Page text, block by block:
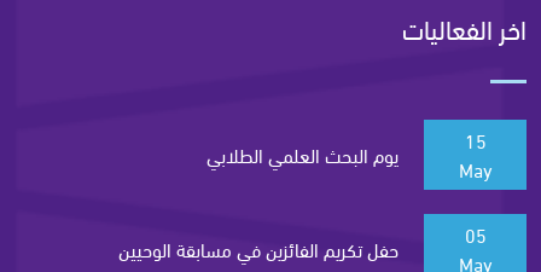
اخر الفعاليات
15
May
يوم البحث العلمي الطلابي
05
May
حفل تكريم الفائزين في مسابقة الوحيين